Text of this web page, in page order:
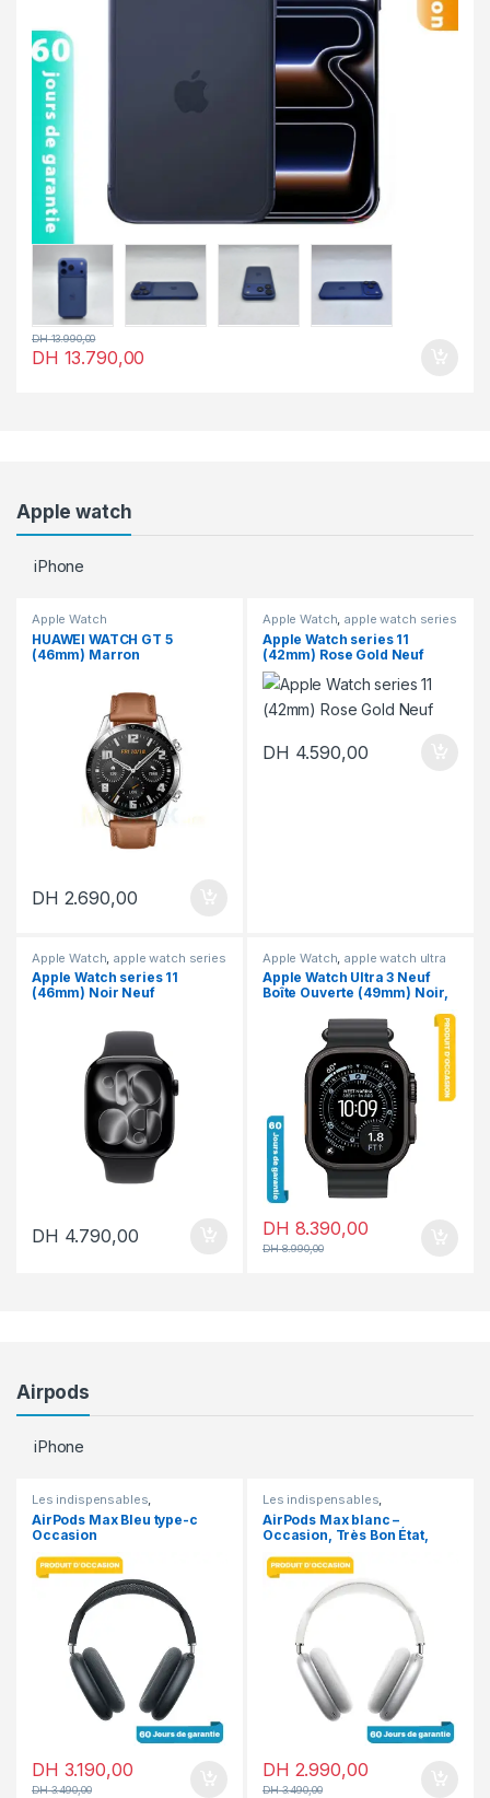
DH 13.790,00
DH13.990,00
Apple watch
iPhone
Apple Watch
HUAWEI WATCH GT 5
(46mm) Marron
DH 2.690,00
Apple Watch, apple watch series
11
Apple Watch series 11
(42mm) Rose Gold Neuf
DH 4.590,00
Apple Watch apple watch series
11
Apple Watch series 11
(46mm) Noir Neuf
DH 4.790,00
Apple Watch apple watch ultra
3 , En promotion
Apple Watch Ultra 3 Neuf
Boîte Ouverte (49mm) Noir,
DH 8.390,00
DH8.990,00
Airpods
iPhone
Les indispensables,
Accessoires Accessoires
Apple,Airpods ,En promotion
AirPods Max Bleu type-c
Occasion
DH 3.190,00
DH3.490,00
Les indispensables,
Accessoires Accessoires
Apple,Airpods ,En promotion
AirPods Max blanc –
Occasion, Très Bon État,
DH 2.990,00
DH3.490,00